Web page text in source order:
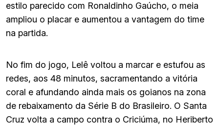
estilo parecido com Ronaldinho Gaúcho, o meia
ampliou o placar e aumentou a vantagem do time
na partida.
No fim do jogo, Lelê voltou a marcar e estufou as
redes, aos 48 minutos, sacramentando a vitória
coral e afundando ainda mais os goianos na zona
de rebaixamento da Série B do Brasileiro. O Santa
Cruz volta a campo contra o Criciúma, no Heriberto